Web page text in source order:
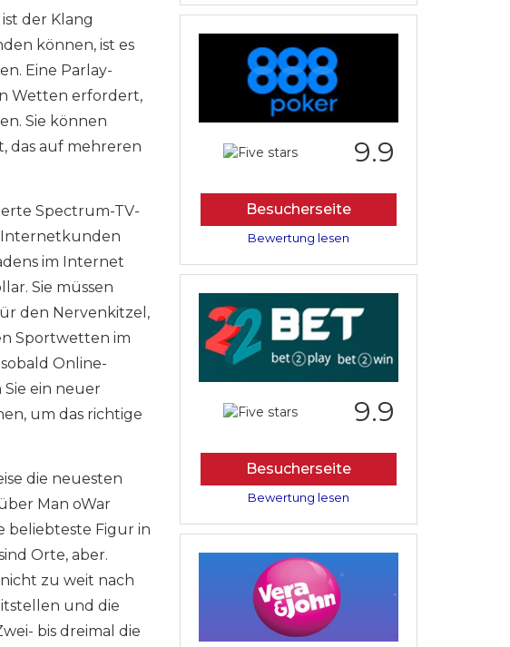
der Klang
können, ist es
Eine Parlay-
Wetten erfordert,
Sie können
das auf mehreren
Spectrum-TV-
Internetkunden
im Internet
Sie müssen
den Nervenkitzel,
Sportwetten im
Online-
Sie ein neuer
um das richtige
die neuesten
Man oWar
beliebteste Figur in
Orte, aber.
zu weit nach
und die
bis dreimal die
9.9
Besucherseite
Bewertung lesen
9.9
Besucherseite
Bewertung lesen